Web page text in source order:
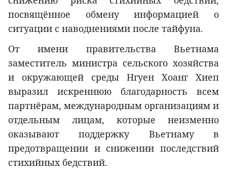
посвящённое обмену информацией о
ситуации с наводнениями после тайфуна.
От имени правительства Вьетнама
заместитель министра сельского хозяйства
и окружающей среды Нгуен Хоанг Хиеп
выразил искреннюю благодарность всем
партнёрам, международным организациям и
отдельным лицам, которые неизменно
оказывают поддержку Вьетнаму в
предотвращении и снижении последствий
стихийных бедствий.